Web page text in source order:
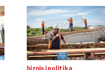
biznis i politika